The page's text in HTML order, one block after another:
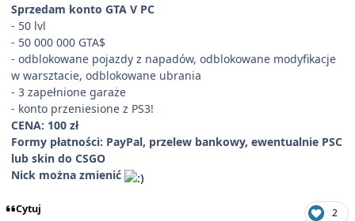
Sprzedam konto GTA V PC
- 50 lvl
- 50 000 000 GTA$
- odblokowane pojazdy z napadów, odblokowane modyfikacje
w warsztacie, odblokowane ubrania
- 3 zapełnione garaże
- konto przeniesione z PS3!
CENA: 100 zł
Formy płatności: PayPal, przelew bankowy, ewentualnie PSC
lub skin do CSGO
Nick można zmienić
Cytuj 2